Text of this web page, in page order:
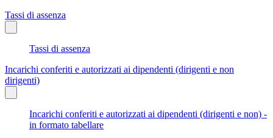
Tassi di assenza
Tassi di assenza
Incarichi conferiti e autorizzati ai dipendenti (dirigenti e non
dirigenti)
Incarichi conferiti e autorizzati ai dipendenti (dirigenti e non) -
in formato tabellare